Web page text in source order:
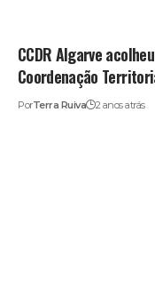
CCDR Algarve
Coordenação
PorTerra Ruiva 2 anos atrás